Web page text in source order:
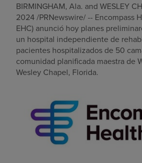
BIRMINGHAM, Ala. and WESLEY
2024/PRNewswire/ -- Encompass
EHC) anunció hoy planes
un hospital independiente de
pacientes hospitalizados de 50
comunidad planificada maestra de
Wesley Chapel, Florida.